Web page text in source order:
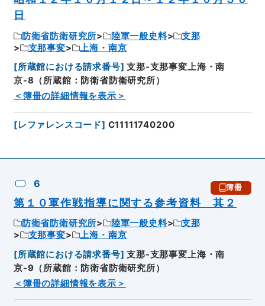
日
防衛省防衛研究所 陸軍一般史料
支那
支那事変
上海・南京
[所蔵館における請求番号] 支那-支那事変上海・南
京-8（所蔵館：防衛省防衛研究所）
＜簿冊の詳細情報を表示＞
[レファレンスコード] C11111740200
6 簿冊
第１０軍作戦指導に関する参考資料 其２
防衛省防衛研究所 陸軍一般史料
支那
支那事変
上海・南京
[所蔵館における請求番号] 支那-支那事変上海・南
京-9（所蔵館：防衛省防衛研究所）
＜簿冊の詳細情報を表示＞